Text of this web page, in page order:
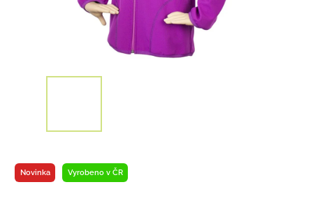
Novinka Vyrobeno v ČR